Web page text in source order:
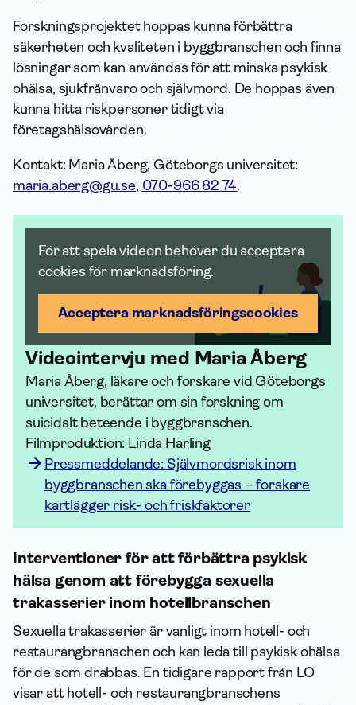
Forskningsprojektet hoppas kunna förbättra
säkerheten och kvaliteten i byggbranschen och finna
lösningar som kan användas för att minska psykisk
ohälsa, sjukfrånvaro och självmord. De hoppas även
kunna hitta riskpersoner tidigt via
företagshälsovården.
Kontakt: Maria Åberg, Göteborgs universitet:
maria.aberg@gu.se, 070-966 82 74.
För att spela videon behöver du acceptera
cookies för marknadsföring.
Acceptera marknadsförings­cookies
Videointervju med Maria Åberg
Maria Åberg, läkare och forskare vid Göteborgs
universitet, berättar om sin forskning om
suicidalt beteende i byggbranschen.
Filmproduktion: Linda Harling
Pressmeddelande: Självmordsrisk inom
byggbranschen ska förebyggas – forskare
kartlägger risk- och friskfaktorer
Interventioner för att förbättra psykisk
hälsa genom att förebygga sexuella
trakasserier inom hotellbranschen
Sexuella trakasserier är vanligt inom hotell- och
restaurangbranschen och kan leda till psykisk ohälsa
för de som drabbas. En tidigare rapport från LO
visar att hotell- och restaurangbranschens